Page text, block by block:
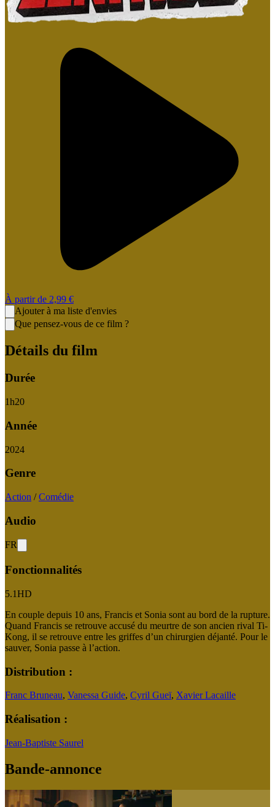
À partir de 2,99 €
Ajouter à ma liste d'envies
Que pensez-vous de ce film ?
Détails du film
Durée
1h20
Année
2024
Genre
Action /Comédie
Audio
FR
Fonctionnalités
5.1HD
En couple depuis 10 ans, Francis et Sonia sont au bord de la rupture.
Quand Francis se retrouve accusé du meurtre de son ancien rival Ti-
Kong, il se retrouve entre les griffes d’un chirurgien déjanté. Pour le
sauver, Sonia passe à l’action.
Distribution :
Franc Bruneau, Vanessa Guide, Cyril Gueï, Xavier Lacaille
Réalisation :
Jean-Baptiste Saurel
Bande-annonce